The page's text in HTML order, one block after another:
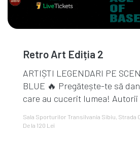
Retro Art Ediția 2
ARTIȘTI LEGENDARI PE
BLUE 🔥 Pregătește-te să
care au cucerit lumea!
Sala Sporturilor Transilvania Sibiu, Strada
De la 120 Lei